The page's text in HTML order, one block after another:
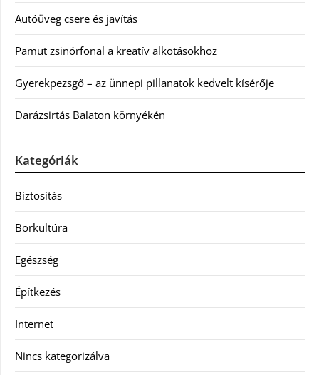
Autóüveg csere és javítás
Pamut zsinórfonal a kreatív alkotásokhoz
Gyerekpezsgő – az ünnepi pillanatok kedvelt kísérője
Darázsirtás Balaton környékén
Kategóriák
Biztosítás
Borkultúra
Egészség
Építkezés
Internet
Nincs kategorizálva